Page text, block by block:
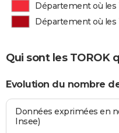
Département où
Département où
Qui sont les TOROK
Evolution du nombre
Données exprimées en
Insee)